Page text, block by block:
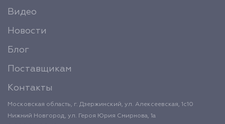
Видео
Новости
Блог
Поставщикам
Контакты
Московская область, г. Дзержинский, ул. Алексеевская, 1с10
Нижний Новгород, ул. Героя Юрия Смирнова, 1а